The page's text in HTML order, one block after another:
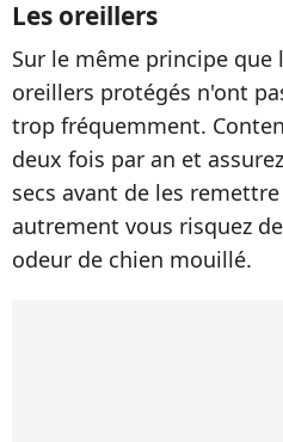
Les oreillers
Sur le même principe que
oreillers protégés n'ont
trop fréquemment.
deux fois par an et
secs avant de les
autrement vous risquez
odeur de chien mouillé.